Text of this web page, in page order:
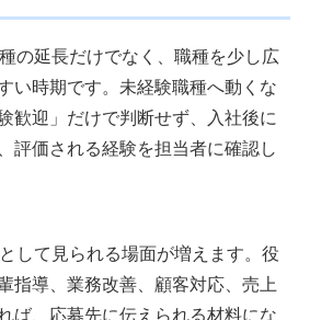
を成功させるコツはありますか？
では転職サイトを何社利用するのがお
すめの職種はありますか？
代はどの業界がいいですか？
転職サイト・転職エージェントまとめ
の延長だけでなく、職種を少し広
い時期です。未経験職種へ動くな
歓迎」だけで判断せず、入社後に
評価される経験を担当者に確認し
して見られる場面が増えます。役
指導、業務改善、顧客対応、売上
ば、応募先に伝えられる材料にな